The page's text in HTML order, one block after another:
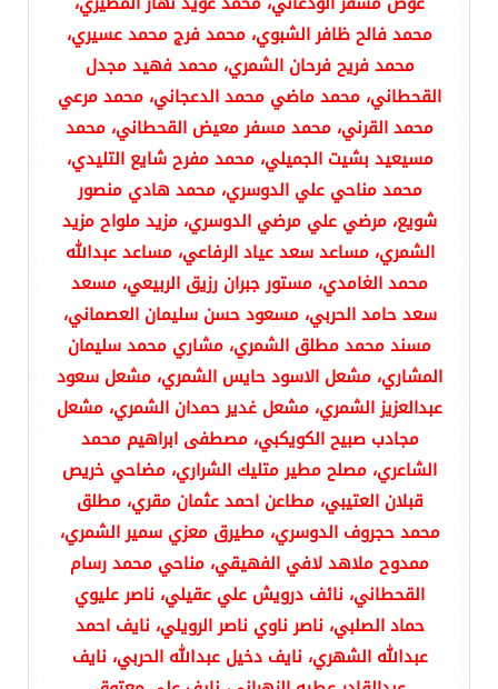
محمد فالح ظافر الشبوي، محمد فرج محمد عسيري،
محمد فريح فرحان الشمري، محمد فهيد مجدل
القحطاني، محمد ماضي محمد الدعجاني، محمد مرعي
محمد القرني، محمد مسفر معيض القحطاني، محمد
مسيعيد بشيت الجميلي، محمد مفرح شايع التليدي،
محمد مناحي علي الدوسري، محمد هادي منصور
شويع، مرضي علي مرضي الدوسري، مزيد ملواح مزيد
الشمري، مساعد سعد عياد الرفاعي، مساعد عبدالله
محمد الغامدي، مستور جبران رزيق الربيعي، مسعد
سعد حامد الحربي، مسعود حسن سليمان العصماني،
مسند محمد مطلق الشمري، مشاري محمد سليمان
المشاري، مشعل الاسود حايس الشمري، مشعل سعود
عبدالعزيز الشمري، مشعل غدير حمدان الشمري، مشعل
مجادب صبيح الكويكبي، مصطفى ابراهيم محمد
الشاعري، مصلح مطير متليك الشراري، مضاحي خريص
قبلان العتيبي، مطاعن احمد عثمان مقري، مطلق
محمد حجروف الدوسري، مطيرق معزي سمير الشمري،
ممدوح ملاهد لافي الفهيقي، مناحي محمد رسام
القحطاني، نائف درويش علي عقيلي، ناصر عليوي
حماد الصلبي، ناصر ناوي ناصر الرويلي، نايف احمد
عبدالله الشهري، نايف دخيل عبدالله الحربي، نايف